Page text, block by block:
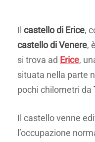
Il castello di Erice,
castello di Venere,
si trova ad Erice,
situata nella parte
pochi chilometri da
Il castello venne
l’occupazione